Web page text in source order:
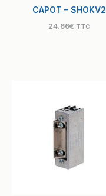
CAPOT – SHOKV2
24.66€ TTC